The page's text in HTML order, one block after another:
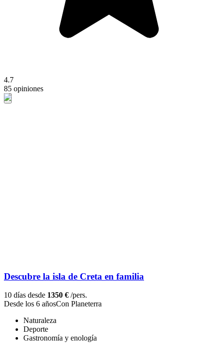
4.7
85 opiniones
Descubre la isla de Creta en familia
10 días desde 1350 € /pers.
Desde los 6 añosCon Planeterra
Naturaleza
Deporte
Gastronomía y enología